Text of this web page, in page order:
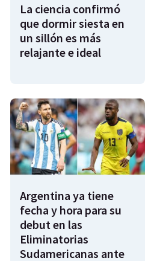
La ciencia confirmó
que dormir siesta en
un sillón es más
relajante e ideal
Argentina ya tiene
fecha y hora para su
debut en las
Eliminatorias
Sudamericanas ante